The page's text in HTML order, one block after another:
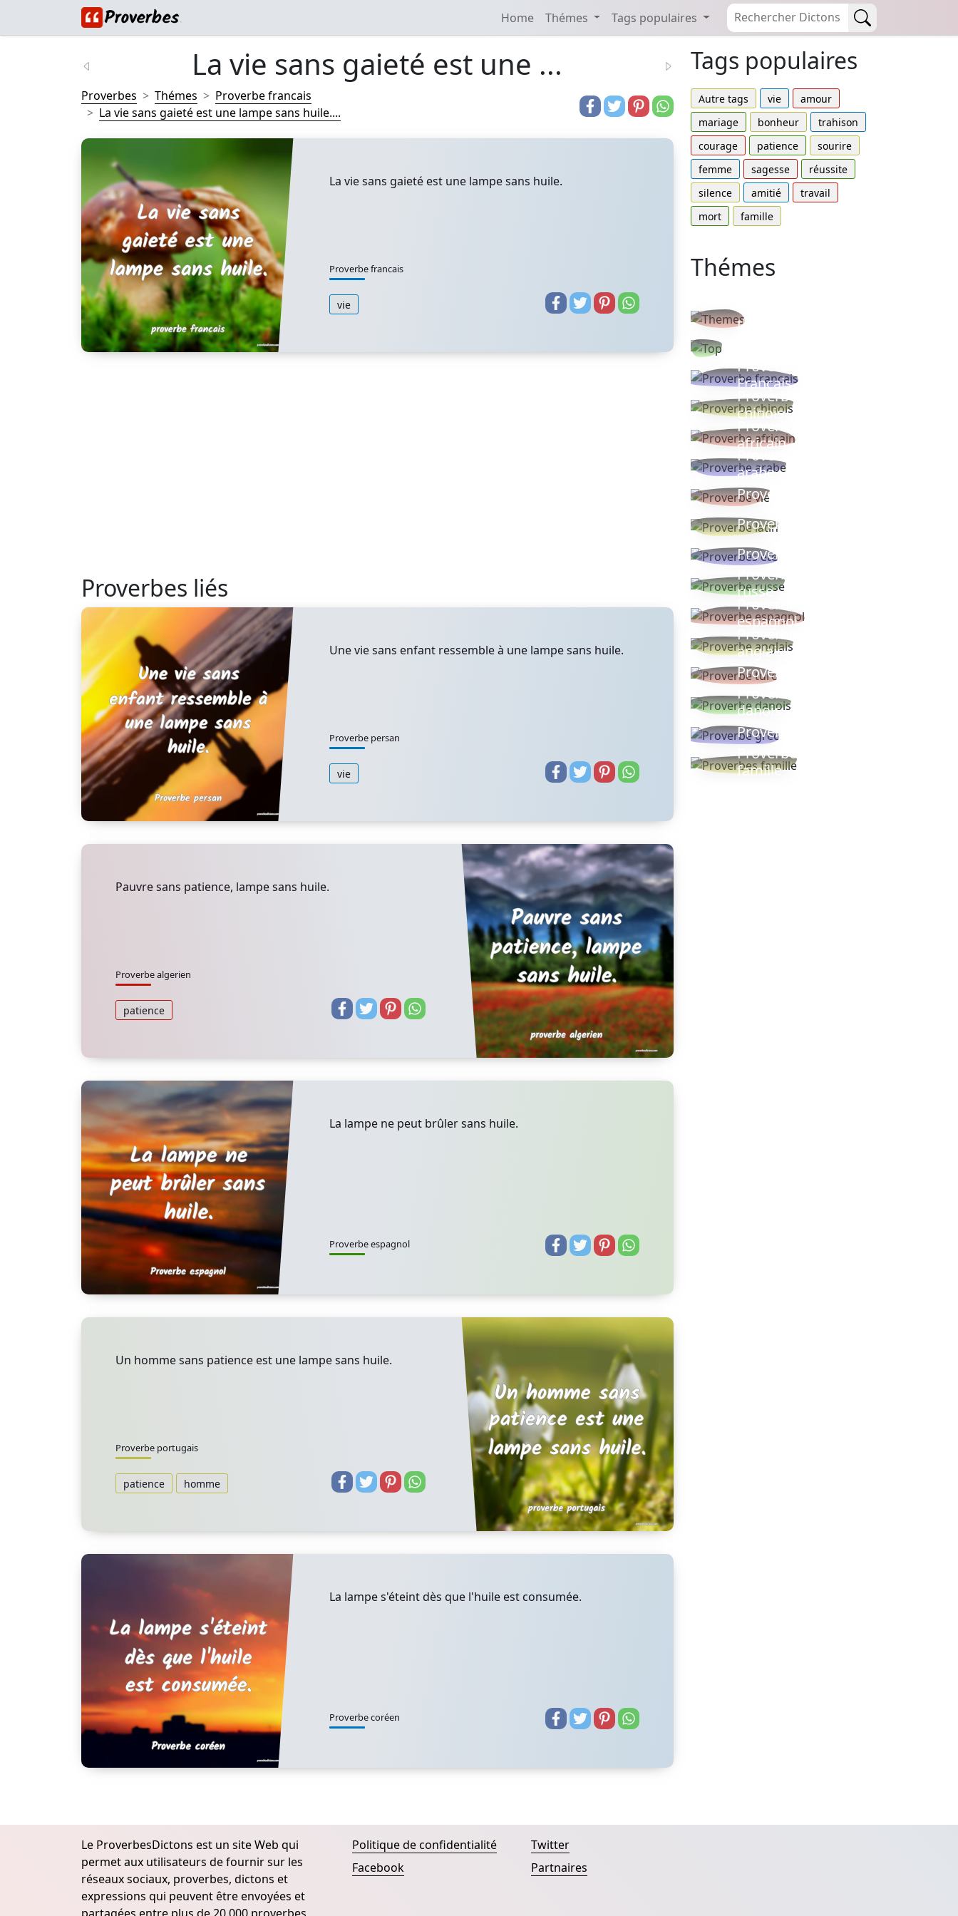
Home Thémes Tags populaires
La vie sans gaieté est une ...
Proverbes Thémes
Proverbe francais
La vie sans gaieté est une lampe sans huile....
La vie sans gaieté est une lampe sans huile.
Proverbe francais
vie
Proverbes liés
Une vie sans enfant ressemble à une lampe sans huile.
Proverbe persan
vie
Pauvre sans patience, lampe sans huile.
Proverbe algerien
patience
La lampe ne peut brûler sans huile.
Proverbe espagnol
Un homme sans patience est une lampe sans huile.
Proverbe portugais
patience homme
La lampe s'éteint dès que l'huile est consumée.
Proverbe coréen
Tags populaires
Autre tags vie
amour
mariage
bonheur
trahison
courage
patience
sourire
femme
sagesse
réussite
silence
amitié
travail
mort
famille
Thémes
thèmes
Proverbe
Français
Proverbe
chinois
Proverbe
africain
Proverbe
arabe
Proverbe vie
Proverbe latin
Proverbes ete
Proverbe
russe
Proverbe
espagnol
Proverbe
anglais
Proverbe turc
Proverbe
danois
Proverbe grec
Proverbes
famille
Le ProverbesDictons est un site Web qui
permet aux utilisateurs de fournir sur les
réseaux sociaux, proverbes, dictons et
expressions qui peuvent être envoyées et
Politique de confidentialité
Facebook
Twitter
Partnaires